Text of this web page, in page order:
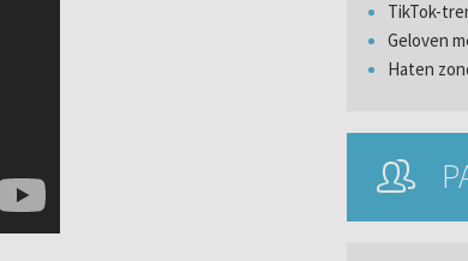
TikTok-
Geloven
Haten